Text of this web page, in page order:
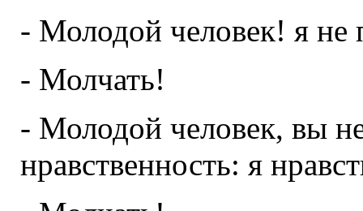
- Молодой человек! я не
- Молчать!
- Молодой человек, вы
нравственность: я